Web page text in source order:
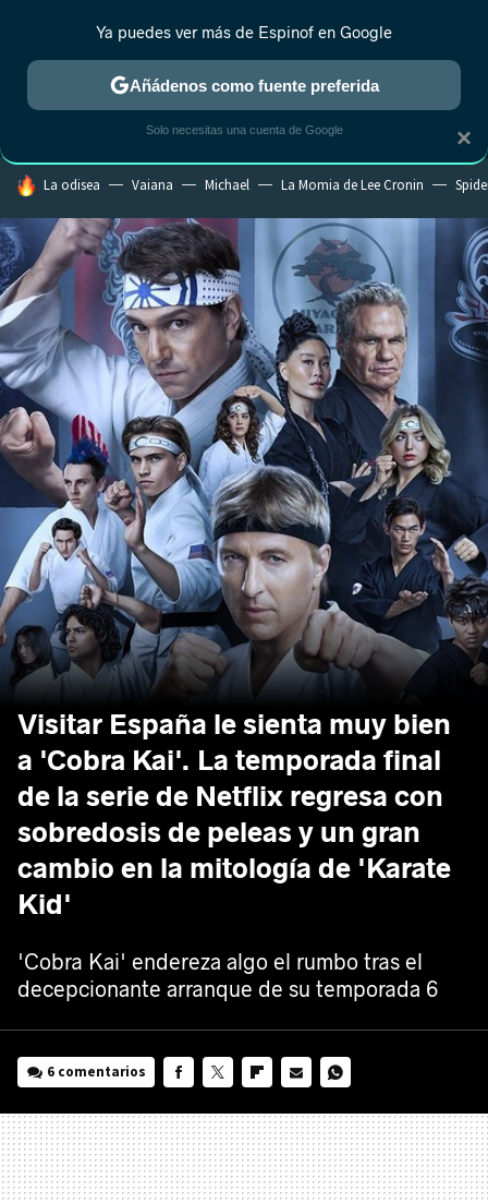
MENÚ NUEVO
ESTRENOS REALITY ANIME RANKINGS CINE
HOY SE HABLA DE
La odisea Vaiana Michael La Momia de Lee Cronin
Visitar España le sienta muy bien
a 'Cobra Kai'. La temporada final
de la serie de Netflix regresa con
sobredosis de peleas y un gran
cambio en la mitología de 'Karate
Kid'
'Cobra Kai' endereza algo el rumbo tras el
decepcionante arranque de su temporada 6
6 comentarios
MAIL
×
Ya puedes ver más de Espinof en Google
Añádenos como fuente preferida
Solo necesitas una cuenta de Google